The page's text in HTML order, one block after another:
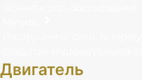
Двигатель